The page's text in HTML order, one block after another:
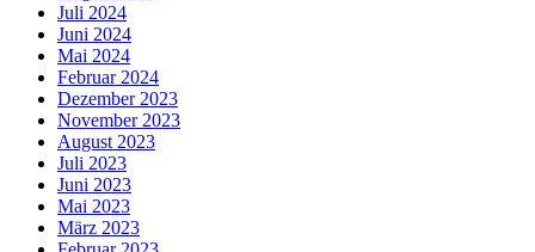
Juli 2024
Juni 2024
Mai 2024
Februar 2024
Dezember 2023
November 2023
August 2023
Juli 2023
Juni 2023
Mai 2023
März 2023